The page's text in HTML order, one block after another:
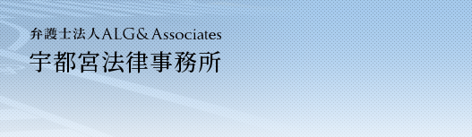
宇都宮法律事務所
法人のお客様ご相談
個人の